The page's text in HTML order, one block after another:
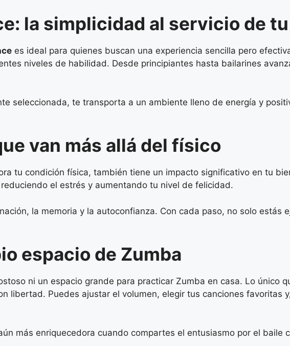
la simplicidad al servicio de
es ideal para quienes buscan una experiencia sencilla pero
niveles de habilidad. Desde principiantes hasta bailarines
seleccionada, te transporta a un ambiente lleno de energía y
van más allá del físico
tu condición física, también tiene un impacto significativo en tu
el estrés y aumentando tu nivel de felicidad.
la memoria y la autoconfianza. Con cada paso, no solo
espacio de Zumba
ni un espacio grande para practicar Zumba en casa. Lo único
libertad. Puedes ajustar el volumen, elegir tus canciones favoritas
más enriquecedora cuando compartes el entusiasmo por el baile